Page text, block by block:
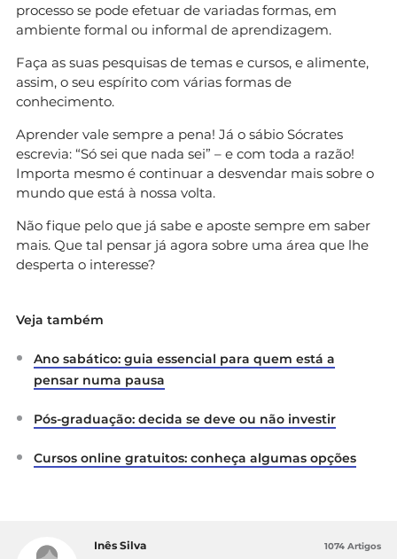
processo se pode efetuar de variadas formas, em
ambiente formal ou informal de aprendizagem.
Faça as suas pesquisas de temas e cursos, e alimente,
assim, o seu espírito com várias formas de
conhecimento.
Aprender vale sempre a pena! Já o sábio Sócrates
escrevia: “Só sei que nada sei” – e com toda a razão!
Importa mesmo é continuar a desvendar mais sobre o
mundo que está à nossa volta.
Não fique pelo que já sabe e aposte sempre em saber
mais. Que tal pensar já agora sobre uma área que lhe
desperta o interesse?
Veja também
Ano sabático: guia essencial para quem está a
pensar numa pausa
Pós-graduação: decida se deve ou não investir
Cursos online gratuitos: conheça algumas opções
Inês Silva 1074 Artigos